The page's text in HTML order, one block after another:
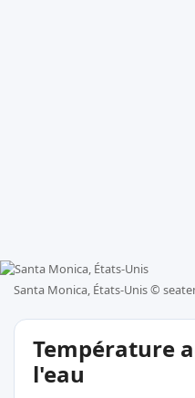
Santa Monica, États-Unis ©
Température
l'eau